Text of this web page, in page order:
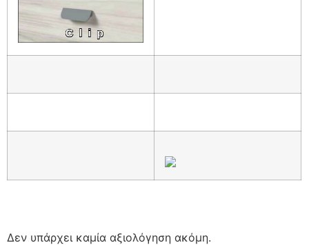
Δεν υπάρχει καμία αξιολόγηση ακόμη.